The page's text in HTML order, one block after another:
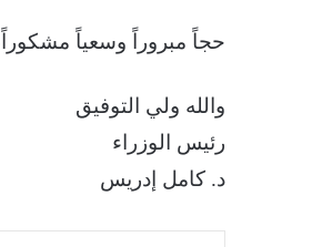
حجاً مبروراً وسعياً
والله ولي التوفيق
رئيس الوزراء
د. كامل إدريس